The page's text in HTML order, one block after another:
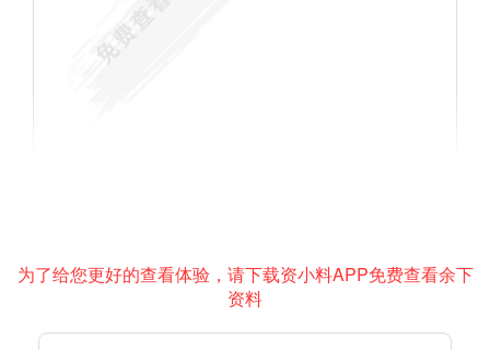
为了给您更好的查看体验，请下载资小料APP免费查看余下
资料